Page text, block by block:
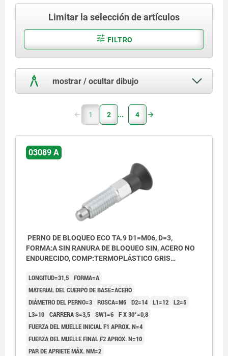
Limitar la selección de artículos
FILTRO
mostrar / ocultar dibujo
1 2 4
03089 A
PERNO DE BLOQUEO ECO TA.9 D1=M06, D=3,
FORMA:A SIN RANURA DE BLOQUEO SIN, ACERO NO
ENDURECIDO, COMP:TERMOPLÁSTICO GRIS
LONGITUD=31,5 FORMA=A
MATERIAL DEL CUERPO DE BASE=ACERO
DIÁMETRO DEL PERNO=3 ROSCA=M6 D2=14 L1=12 L2=5
L3=10 CARRERA S=3,5 SW1=6 F X 30°=0,8
FUERZA DEL MUELLE INICIAL F1 APROX. N=4
FUERZA DEL MUELLE FINAL F2 APROX. N=10
PAR DE APRIETE MÁX. NM=2